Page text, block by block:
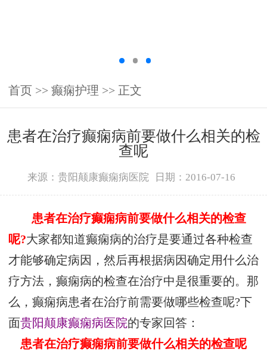
首页 >> 癫痫护理 >> 正文
患者在治疗癫痫病前要做什么相关的检
查呢
来源：贵阳颠康癫痫病医院 日期：2016-07-16
患者在治疗癫痫病前要做什么相关的检查
呢?大家都知道癫痫病的治疗是要通过各种检查
才能够确定病因，然后再根据病因确定用什么治
疗方法，癫痫病的检查在治疗中是很重要的。那
么，癫痫病患者在治疗前需要做哪些检查呢?下
面贵阳颠康癫痫病医院的专家回答：
患者在治疗癫痫病前要做什么相关的检查呢